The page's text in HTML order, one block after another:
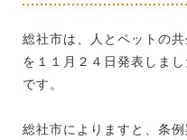
総社市は、人とペットの
を１１月２４日発表しま
です。
総社市によりますと、条